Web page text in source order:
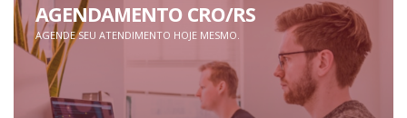
AGENDAMENTO CRO/RS
AGENDE SEU ATENDIMENTO HOJE MESMO.